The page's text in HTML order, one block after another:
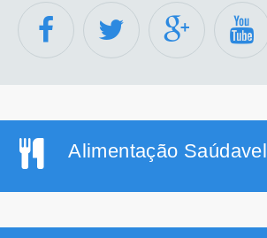
Alimentação Saúdavel